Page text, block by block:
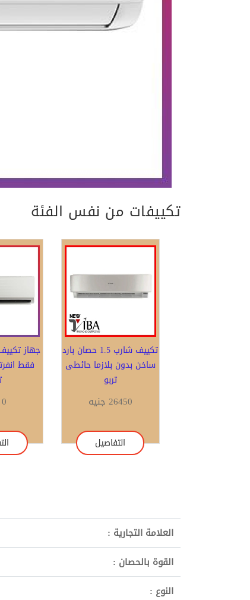
تكييفات من نفس الفئة
تكييف شارب 1.5 حصان بارد
ساخن بدون بلازما حائطى
تربو
26450 جنيه
التفاصيل
فقط
0 جنيه
العلامة التجارية :
القوة بالحصان :
النوع :